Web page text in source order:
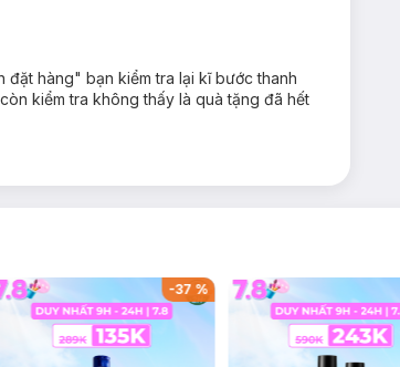
đặt hàng" bạn kiểm tra lại kĩ bước thanh
kiểm tra không thấy là quà tặng đã hết
-37 %